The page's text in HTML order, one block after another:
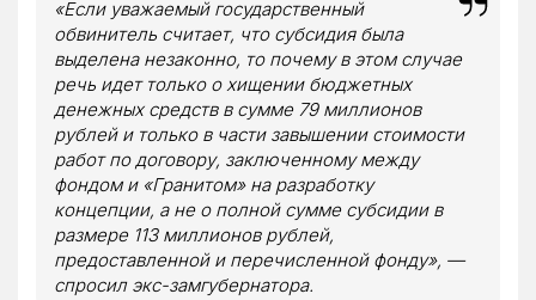
«Если уважаемый государственный
обвинитель считает, что субсидия была
выделена незаконно, то почему в этом случае
речь идет только о хищении бюджетных
денежных средств в сумме 79 миллионов
рублей и только в части завышении стоимости
работ по договору, заключенному между
фондом и «Гранитом» на разработку
концепции, а не о полной сумме субсидии в
размере 113 миллионов рублей,
предоставленной и перечисленной фонду», —
спросил экс-замгубернатора.